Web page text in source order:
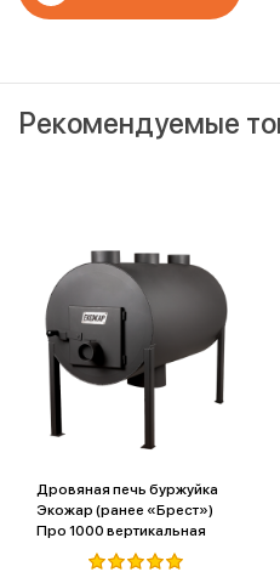
Рекомендуемые
Дровяная печь буржуйка
Экожар (ранее «Брест»)
Про 1000 вертикальная